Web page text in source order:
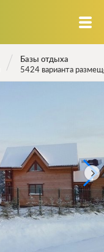
Базы отдыха
5424 варианта